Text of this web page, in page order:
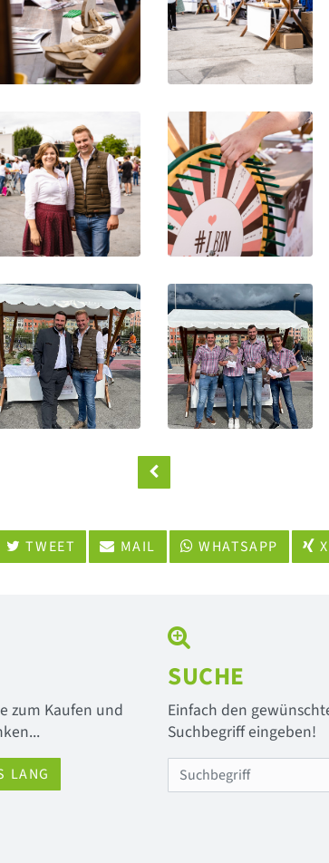
TWEET MAIL WHATSAPP
zum Kaufen und
LANG
SUCHE
Einfach den
Suchbegriff eingeben!